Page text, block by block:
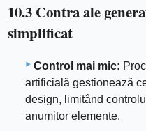
10.3 Contra ale
simplificat
Control mai mic:
artificială gestionează
design, limitând
anumitor elemente.